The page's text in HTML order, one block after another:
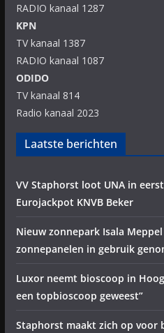
RADIO kanaal 1287
KPN
TV kanaal 1387
RADIO kanaal 1087
ODIDO
TV kanaal 814
Radio kanaal 2023
Laatste berichten
VV Staphorst loot UNA in
Eurojackpot KNVB Beker
Nieuw zonnepark Isala
zonnepanelen in gebruik
Luxor neemt bioscoop in
een topbioscoop geweest”
Staphorst maakt zich op voor